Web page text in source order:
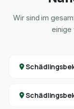
Wir sind im
einige